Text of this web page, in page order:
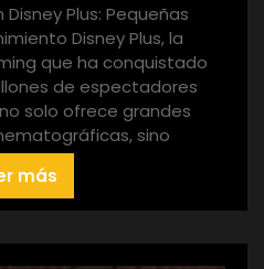
Plus: Pequeñas
Disney Plus, la
que ha conquistado
de espectadores
solo ofrece grandes
sino
más